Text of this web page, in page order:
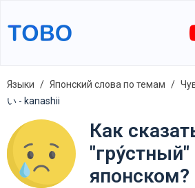
Языки Японский слова по темам
い - kanashii
Как
"гру́стный"
японском?